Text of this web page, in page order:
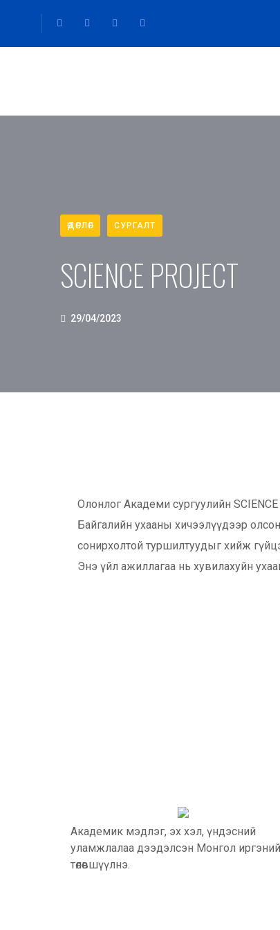
ӨДӨРЛӨГ СУРГАЛТ
SCIENCE PROJECT
29/04/2023
Олонлог Академи сургуулийн SCIENCE
Байгалийн ухааны хичээлүүдээр
сонирхолтой туршилтуудыг хийж
Энэ үйл ажиллагаа нь хувилахуйн
Академик мэдлэг, эх хэл, үндэсний
уламжлалаа дээдэлсэн Монгол
төлөвшүүлнэ.